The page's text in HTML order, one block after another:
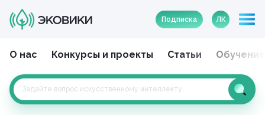
Подписка ЛК
О нас Конкурсы и проекты Статьи Обучение